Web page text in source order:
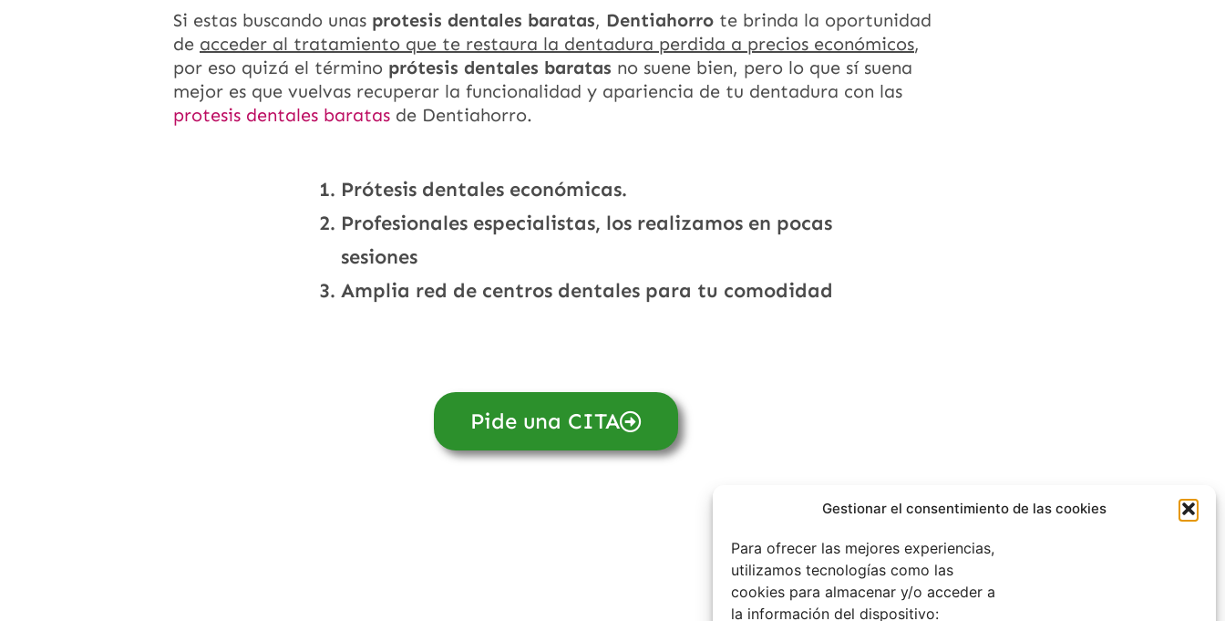
Gestionar el consentimiento de las cookies
Para ofrecer las mejores experiencias,
utilizamos tecnologías como las
cookies para almacenar y/o acceder a
la información del dispositivo:
Si estas buscando unas protesis dentales baratas, Dentiahorro te brinda la oportunidad
de acceder al tratamiento que te restaura la dentadura perdida a precios económicos,
por eso quizá el término prótesis dentales baratas no suene bien, pero lo que sí suena
mejor es que vuelvas recuperar la funcionalidad y apariencia de tu dentadura con las
protesis dentales baratas de Dentiahorro.
Prótesis dentales económicas.
Profesionales especialistas, los realizamos en pocas
sesiones
Amplia red de centros dentales para tu comodidad
Pide una CITA